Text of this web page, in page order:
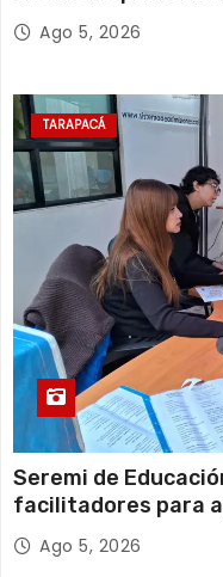
retiro de cables en
Ago 5, 2026
TARAPACÁ
Seremi de
facilitadores para
Escolar 2027
Ago 5, 2026